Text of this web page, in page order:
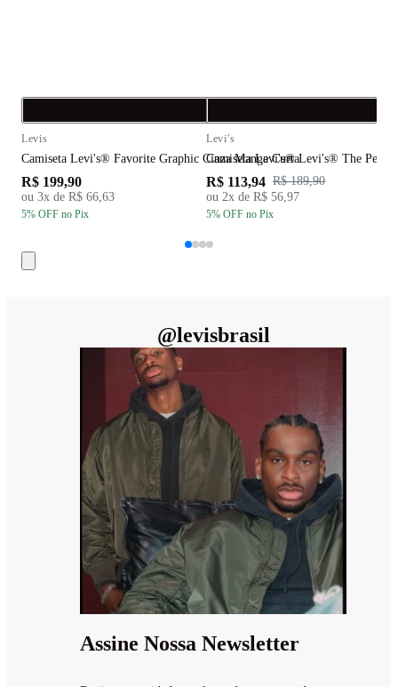
Levis
Camiseta Levi's® Favorite Graphic Cinza Manga Curta
R$ 199,90
ou 3x de R$ 66,63
5% OFF no Pix
Levi's
Camiseta Levi's® Levi's® The
R$ 113,94 R$ 189,90
ou 2x de R$ 56,97
5% OFF no Pix
@levisbrasil
Assine Nossa Newsletter